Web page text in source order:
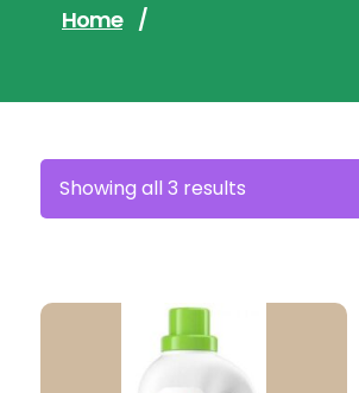
Home /
Showing all 3 results
by